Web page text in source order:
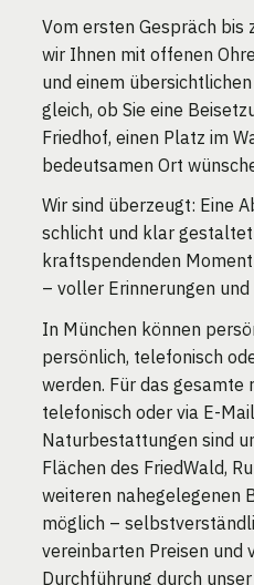
Vom ersten Gespräch bis
wir Ihnen mit offenen
und einem
gleich, ob Sie eine
Friedhof, einen Platz im
bedeutsamen Ort
Wir sind überzeugt: Eine
schlicht und klar gestaltet
kraftspendenden
– voller Erinnerungen
In München können
persönlich, telefonisch
werden. Für das gesamte
telefonisch oder via E-
Naturbestattungen sind
Flächen des FriedWald,
weiteren nahegelegenen
möglich –
vereinbarten Preisen und
Durchführung durch